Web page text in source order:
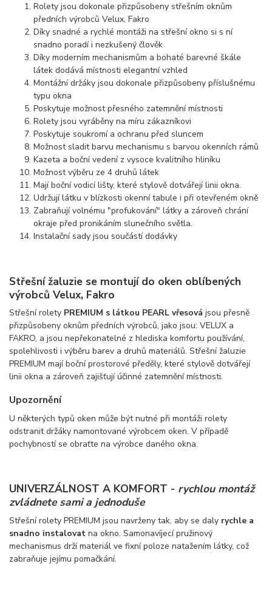
Rolety jsou dokonale přizpůsobeny střešním oknům
předních výrobců Velux, Fakro
Díky snadné a rychlé montáži na střešní okno si s ní
snadno poradí i nezkušený člověk
Díky moderním mechanismům a bohaté barevné škále
látek dodává místnosti elegantní vzhled
Montážní držáky jsou dokonale přizpůsobeny příslušnému
typu okna
Poskytuje možnost přesného zatemnění místnosti
Rolety jsou vyráběny na míru zákazníkovi
Poskytuje soukromí a ochranu před sluncem
Možnost sladit barvu mechanismu s barvou okenních rámů
Kazeta a boční vedení z vysoce kvalitního hliníku
Možnost výběru ze 4 druhů látek
Mají boční vodicí lišty, které stylově dotvářejí linii okna.
Udržují látku v blízkosti okenní tabule i při otevřeném okně
Zabraňují volnému "profukování" látky a zároveň chrání
okraje před pronikáním slunečního světla.
Instalační sady jsou součástí dodávky
Střešní žaluzie se montují do oken oblíbených
výrobců Velux, Fakro
Střešní rolety PREMIUM s látkou PEARL vřesová jsou přesně
přizpůsobeny oknům předních výrobců, jako jsou: VELUX a
FAKRO, a jsou nepřekonatelné z hlediska komfortu používání,
spolehlivosti i výběru barev a druhů materiálů. Střešní žaluzie
PREMIUM mají boční prostorové předěly, které stylově dotvářejí
linii okna a zároveň zajišťují účinné zatemnění místnosti.
Upozornění
U některých typů oken může být nutné při montáži rolety
odstranit držáky namontované výrobcem oken. V případě
pochybností se obraťte na výrobce daného okna.
UNIVERZÁLNOST A KOMFORT - rychlou montáž
zvládnete sami a jednoduše
Střešní rolety PREMIUM jsou navrženy tak, aby se daly rychle a
snadno instalovat na okno. Samonavíjecí pružinový
mechanismus drží materiál ve fixní poloze natažením látky, což
zabraňuje jejímu pomačkání.